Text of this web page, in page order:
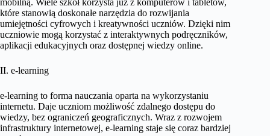
mobilną. Wiele szkół korzysta już z komputerów i tabletów,
które stanowią doskonałe narzędzia do rozwijania
umiejętności cyfrowych i kreatywności uczniów. Dzięki nim
uczniowie mogą korzystać z interaktywnych podręczników,
aplikacji edukacyjnych oraz dostępnej wiedzy online.
II. e-learning
e-learning to forma nauczania oparta na wykorzystaniu
internetu. Daje uczniom możliwość zdalnego dostępu do
wiedzy, bez ograniczeń geograficznych. Wraz z rozwojem
infrastruktury internetowej, e-learning staje się coraz bardziej